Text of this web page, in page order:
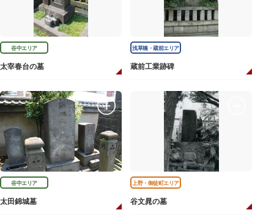
谷中エリア
太宰春台の墓
浅草橋・蔵前エリア
蔵前工業跡碑
谷中エリア
太田錦城墓
上野・御徒町エリア
谷文晁の墓